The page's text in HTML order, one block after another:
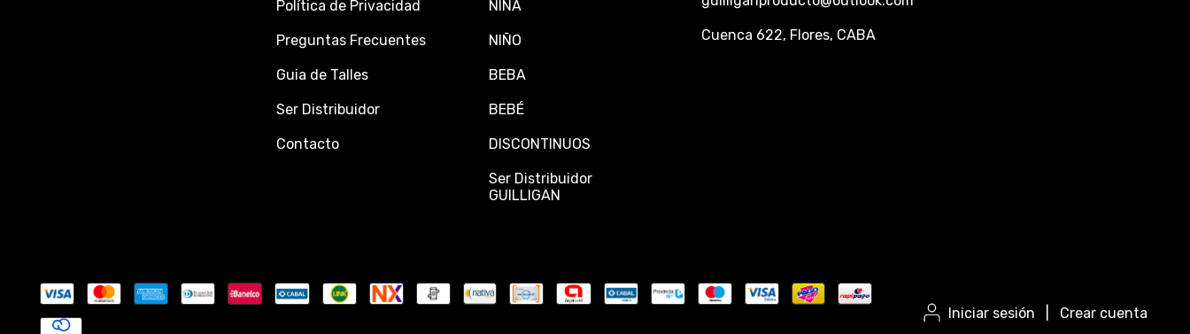
Política de Privacidad
Preguntas Frecuentes
Guia de Talles
Ser Distribuidor
Contacto
NIÑA
NIÑO
BEBA
BEBÉ
DISCONTINUOS
Ser Distribuidor
GUILLIGAN
Cuenca 622, Flores, CABA
Iniciar sesión Crear cuenta